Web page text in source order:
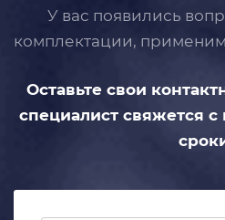
У вас появились
комплектации,
Оставьте свои
специалист свяжется с